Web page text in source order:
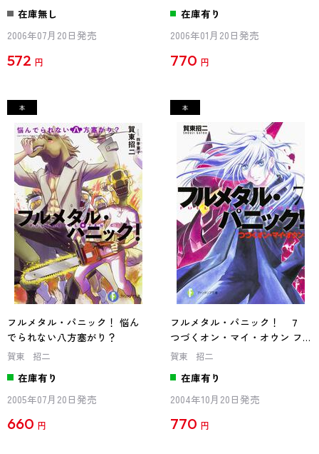
在庫無し
2006年07月20日発売
572 円
在庫有り
2006年01月20日発売
770 円
フルメタル・パニック！ 悩ん
でられない八方塞がり？
賀東 招二
在庫有り
2005年07月20日発売
660 円
フルメタル・パニック！ ７
つづくオン・マイ・オウン フ
ルメタル・パニック！
賀東 招二
在庫有り
2004年10月20日発売
770 円